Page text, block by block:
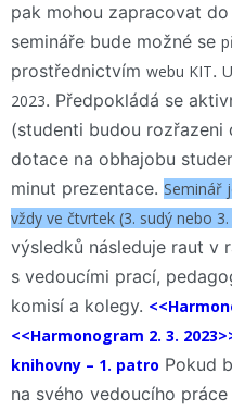
pak mohou zapracovat
semináře bude možné se
prostřednictvím webu KIT.
2023. Předpokládá se
(studenti budou rozřazeni
dotace na obhajobu
minut prezentace. Seminář
vždy ve čtvrtek (3. sudý nebo
výsledků následuje raut v
s vedoucími prací,
komisí a kolegy.
<<Harmonogram 2. 3.
knihovny – 1. patro Pokud
na svého vedoucího